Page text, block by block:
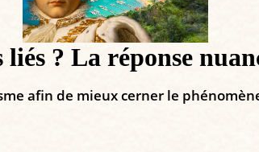
? La réponse
afin de mieux cerner le